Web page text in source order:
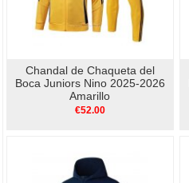
Chandal de Chaqueta del
Boca Juniors Nino 2025-2026
Amarillo
€52.00